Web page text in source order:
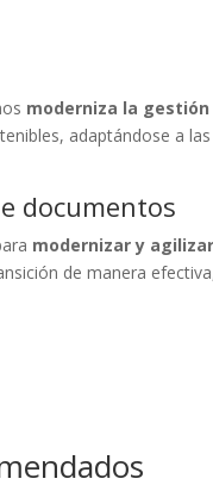
moderniza la
adaptándose a
documentos
modernizar y
de manera